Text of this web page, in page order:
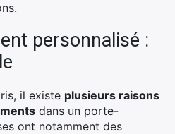
personnalisé :
il existe plusieurs raisons
dans un porte-
ont notamment des